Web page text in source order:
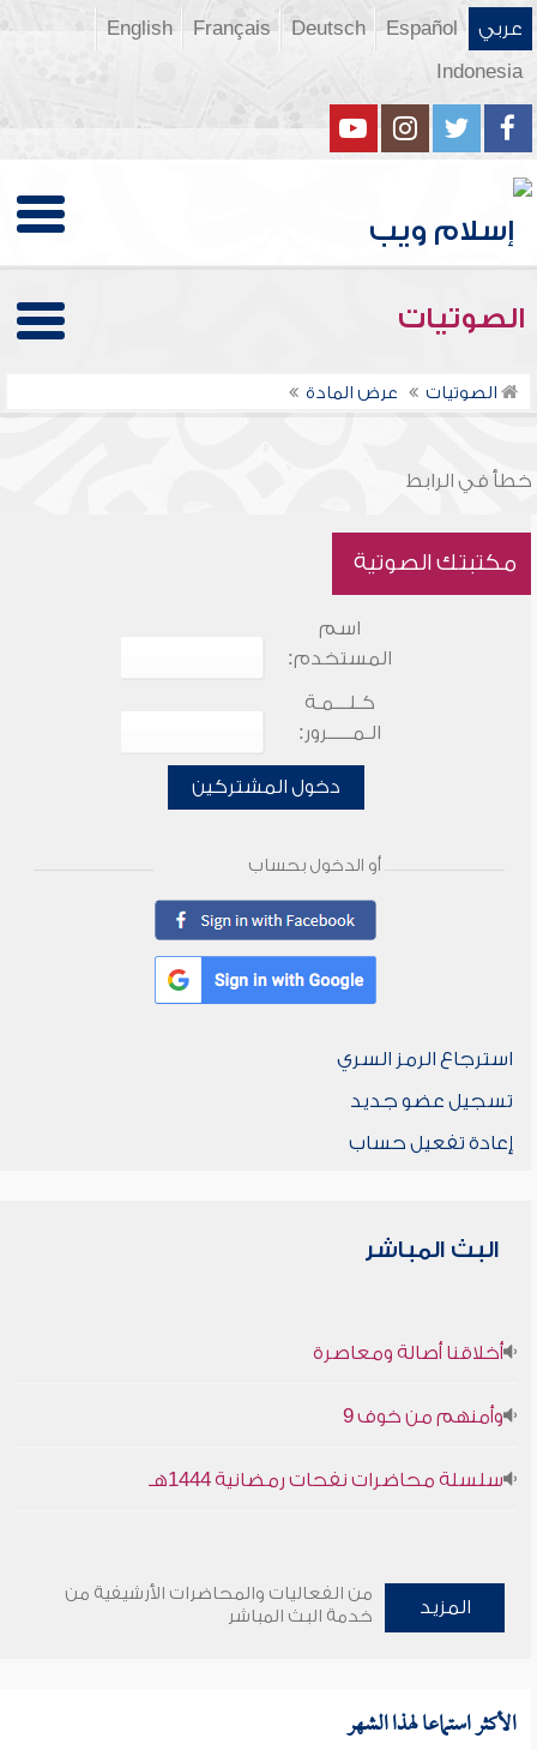
عربي Español
Deutsch
Français
English
Indonesia
الصوتيات
الصوتيات عرض المادة
خطأ في الرابط
مكتبتك الصوتية
اسم
المستخدم:
كـلـــمـة
الـمـــــرور:
دخول المشتركين
أو الدخول بحساب
استرجاع الرمز السري
تسجيل عضو جديد
إعادة تفعيل حساب
البث المباشر
أخلاقنا أصالة ومعاصرة
وأمنهم من خوف 9
سلسلة محاضرات نفحات رمضانية 1444هـ
المزيد
من الفعاليات والمحاضرات الأرشيفية من
خدمة البث المباشر
الأكثر استماعا لهذا الشهر